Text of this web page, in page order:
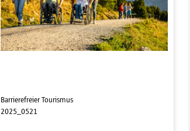
Barrierefreier Tourismus
2025_0521